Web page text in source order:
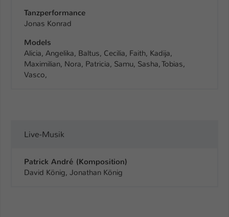
Tanzperformance
Jonas Konrad
Models
Alicia, Angelika, Baltus, Cecilia, Faith, Kadija,
Maximilian, Nora, Patricia, Samu, Sasha, Tobias,
Vasco,
Live-Musik
Patrick André (Komposition)
David König, Jonathan König